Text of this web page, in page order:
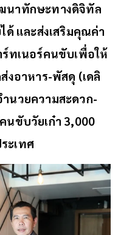
นาทักษะทางดิจิทัล
ด้ และส่งเสริมคุณค่า
ร์ทเนอร์คนขับเพื่อให้
งอาหาร-พัสดุ (เดลิ
นวยความสะดวก-
นขับวัยเก๋า 3,000
ะเทศ